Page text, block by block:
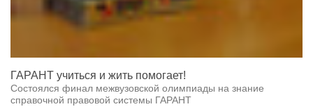
ГАРАНТ учиться и жить помогает!
Состоялся финал межвузовской олимпиады на знание
справочной правовой системы ГАРАНТ